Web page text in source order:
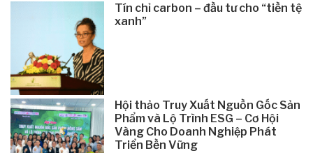
Tín chỉ carbon – đầu tư cho “tiền tệ
xanh”
Hội thảo Truy Xuất Nguồn Gốc Sản
Phẩm và Lộ Trình ESG – Cơ Hội
Vàng Cho Doanh Nghiệp Phát
Triển Bền Vững